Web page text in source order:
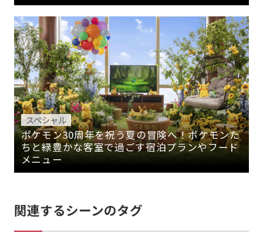
スペシャル
ポケモン30周年を祝う夏の冒険へ！ポケモンた
ちと緑豊かな客室で過ごす宿泊プランやフード
メニュー
関連するシーンのタグ